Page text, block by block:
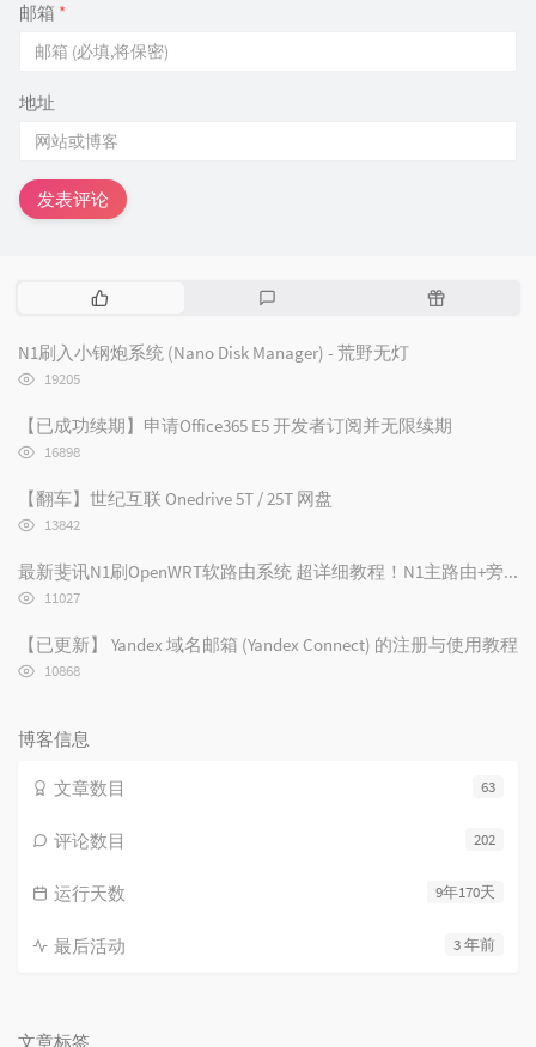
邮箱 *
地址
发表评论
热
文
评
随
N1刷入小钢炮系统 (Nano Disk Manager) - 荒野无灯
浏
次
数:
19205
【已成功续期】申请Office365 E5 开发者订阅并无限续期
浏
次
数:
16898
【翻车】世纪互联 Onedrive 5T / 25T 网盘
浏
次
数:
13842
最新斐讯N1刷OpenWRT软路由系统 超详细教程！N1主路由+旁路由设置/N1刷路由器
浏
次
数:
11027
【已更新】 Yandex 域名邮箱 (Yandex Connect) 的注册与使用教程
浏
数:
10868
博客信息
63
文章数目
202
评论数目
9年170天
运行天数
3 年前
最后活动
文章标签